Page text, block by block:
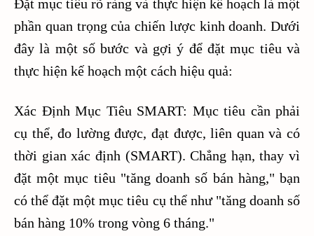
Đặt mục tiêu rõ ràng và thực hiện kế hoạch là một
phần quan trọng của chiến lược kinh doanh. Dưới
đây là một số bước và gợi ý để đặt mục tiêu và
thực hiện kế hoạch một cách hiệu quả:
Xác Định Mục Tiêu SMART: Mục tiêu cần phải
cụ thể, đo lường được, đạt được, liên quan và có
thời gian xác định (SMART). Chẳng hạn, thay vì
đặt một mục tiêu "tăng doanh số bán hàng," bạn
có thể đặt một mục tiêu cụ thể như "tăng doanh số
bán hàng 10% trong vòng 6 tháng."